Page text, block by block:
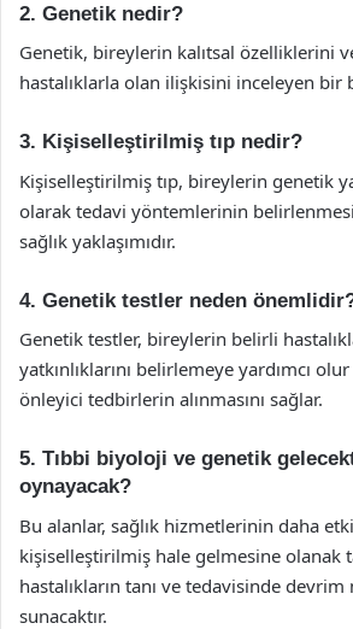
2. Genetik nedir?
Genetik, bireylerin kalıtsal özelliklerini
hastalıklarla olan ilişkisini inceleyen bir
3. Kişiselleştirilmiş tıp nedir?
Kişiselleştirilmiş tıp, bireylerin genetik
olarak tedavi yöntemlerinin
sağlık yaklaşımıdır.
4. Genetik testler neden
Genetik testler, bireylerin belirli
yatkınlıklarını belirlemeye yardımcı
önleyici tedbirlerin alınmasını sağlar.
5. Tıbbi biyoloji ve genetik
oynayacak?
Bu alanlar, sağlık hizmetlerinin daha
kişiselleştirilmiş hale gelmesine olanak
hastalıkların tanı ve tedavisinde
sunacaktır.